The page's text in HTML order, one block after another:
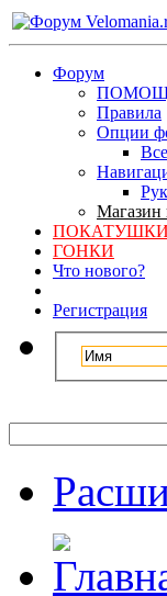
Форум
Правила
Опции
Магазин
ПОКАТУШКИ
ГОНКИ
Что нового?
Регистрация